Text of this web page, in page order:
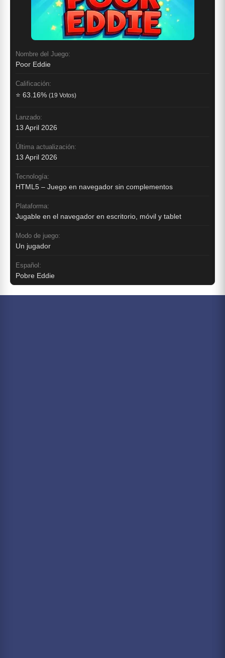
Nombre del Juego:
Poor Eddie
Calificación:
⭐ 63.16% (19 Votos)
Lanzado:
13 April 2026
Última actualización:
13 April 2026
Tecnología:
HTML5 – Juego en navegador sin complementos
Plataforma:
Jugable en el navegador en escritorio, móvil y tablet
Modo de juego:
Un jugador
Español:
Pobre Eddie